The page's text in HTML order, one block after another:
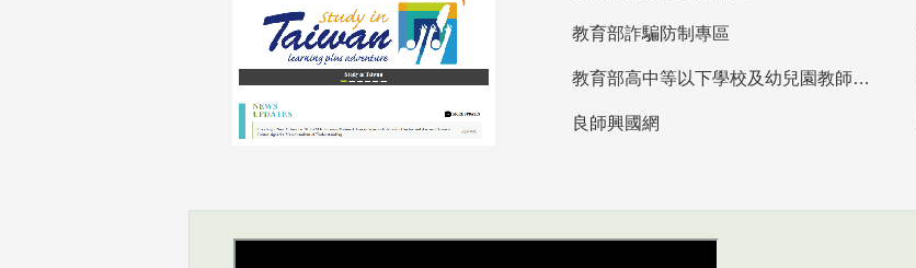
教育部詐騙防制專區
教育部高中等以下學校及幼兒園教師資格檢定考試
良師興國網